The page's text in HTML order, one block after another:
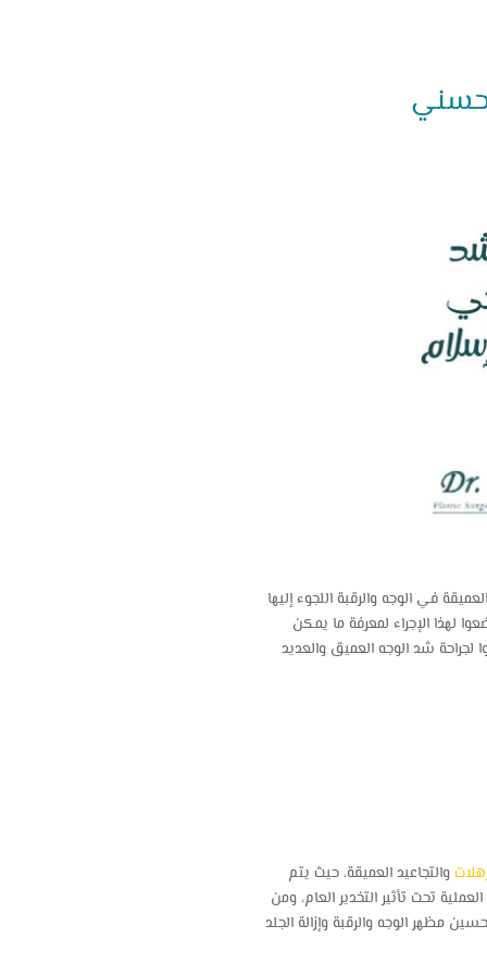
حسني
في الوجه والرقبة اللجوء إليها
لهذا الإجراء لمعرفة ما يمكن
شد الوجه العميق والعديد
والتجاعيد العميقة، حيث يتم
تحت تأثير التخدير العام، ومن
مظهر الوجه والرقبة وإزالة الجلد